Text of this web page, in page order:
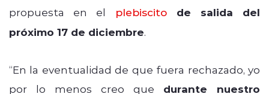
propuesta en el
plebiscitode salida del
próximo 17 de diciembre.
“En la eventualidad de que fuera rechazado, yo
por lo menos creo que durante nuestro